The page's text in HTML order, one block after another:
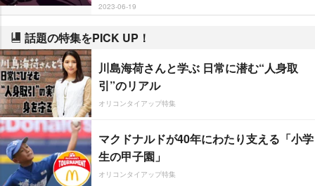
2023-06-19
話題の特集をPICK UP！
川島海荷さんと学ぶ 日常に潜む“人身取
引”のリアル
オリコンタイアップ特集
マクドナルドが40年にわたり支える「小学
生の甲子園」
オリコンタイアップ特集